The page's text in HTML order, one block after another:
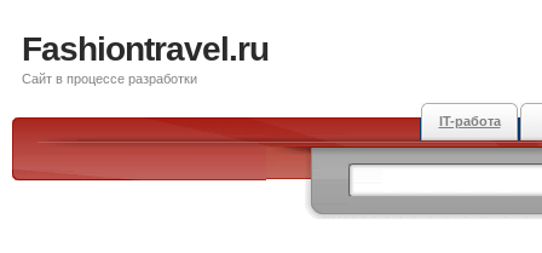
Fashiontravel.ru
Сайт в процессе разработки
IT-работа